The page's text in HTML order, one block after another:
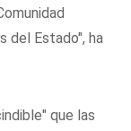
del Estado", ha
que las